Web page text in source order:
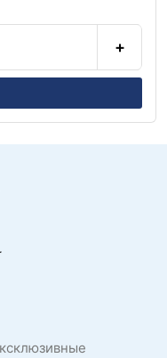
+